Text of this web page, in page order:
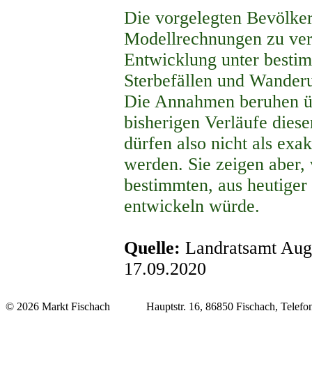
Die vorgelegten
Modellrechnungen zu
Entwicklung unter
Sterbefällen und
Die Annahmen beruhen
bisherigen Verläufe
dürfen also nicht als
werden. Sie zeigen
bestimmten, aus
entwickeln würde.
Quelle: Landratsamt
17.09.2020
© 2026 Markt Fischach Hauptstr. 16, 86850 Fischach, Telefon